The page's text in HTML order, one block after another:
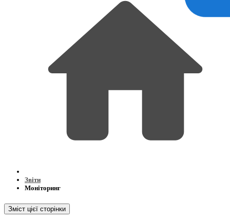
Звіти
Моніторинг
Зміст цієї сторінки